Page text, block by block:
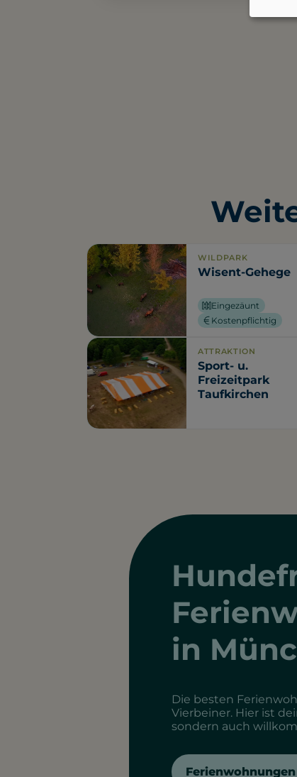
WILDPARK
Wisent-Gehege
Eingezäunt
Kostenpflichtig
ATTRAKTION
Sport- u.
Freizeitpark
Taufkirchen
in
Die besten
Vierbeiner. Hier ist
sondern auch